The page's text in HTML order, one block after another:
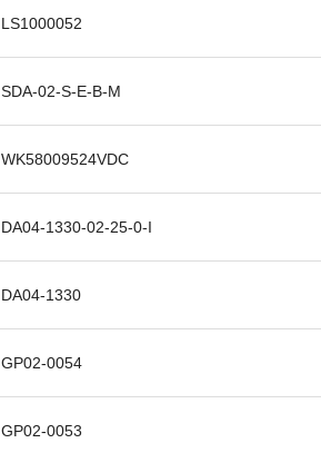
LS1000052
SDA-02-S-E-B-M
WK58009524VDC
DA04-1330-02-25-0-I
DA04-1330
GP02-0054
GP02-0053